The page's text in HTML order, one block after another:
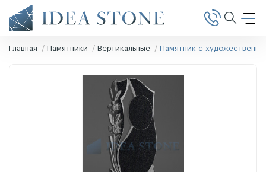
Главная Памятники Вертикальные Памятник с